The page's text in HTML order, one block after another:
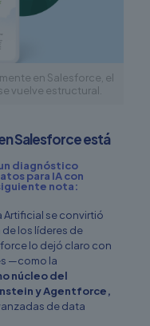
en Salesforce, el
vuelve estructural.
Salesforce está
diagnóstico
para IA con
nota:
Artificial se convirtió
los líderes de
lo dejó claro con
—como la
núcleo del
y Agentforce,
de data